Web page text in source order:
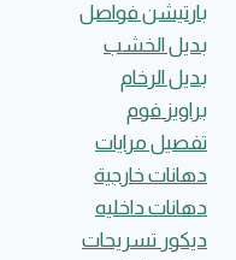
بارتيشن فواصل
بديل الخشب
بديل الرخام
براويز فوم
تفصيل مرايات
دهانات خارجية
دهانات داخليه
ديكور تسريحات